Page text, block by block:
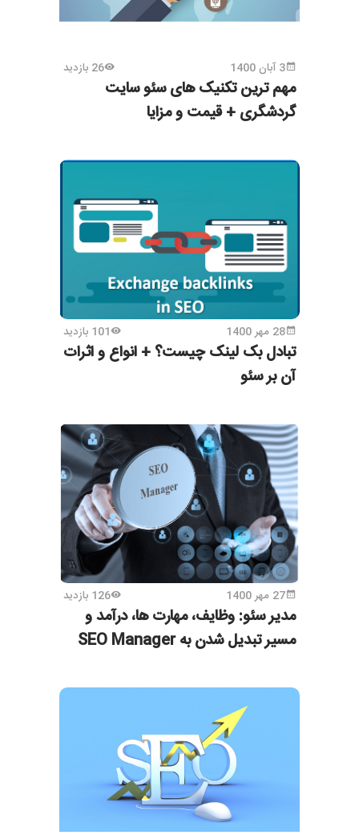
3 آبان 1400 26 بازدید
مهم ترین تکنیک های سئو سایت
گردشگری + قیمت و مزایا
28 مهر 1400 101 بازدید
تبادل بک لینک چیست؟ + انواع و اثرات
آن بر سئو
27 مهر 1400 126 بازدید
مدیر سئو: وظایف، مهارت ها، درآمد و
مسیر تبدیل شدن به SEO Manager